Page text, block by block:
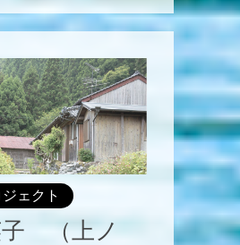
ェクト
子 （上ノ